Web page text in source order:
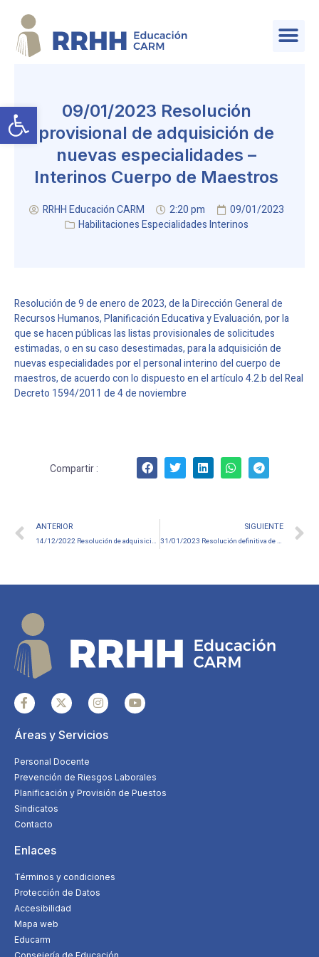
Abrir barra de herramientas
09/01/2023 Resolución
provisional de adquisición de
nuevas especialidades –
Interinos Cuerpo de Maestros
RRHH Educación CARM 2:20 pm
09/01/2023
Habilitaciones Especialidades Interinos
Resolución de 9 de enero de 2023, de la Dirección General de
Recursos Humanos, Planificación Educativa y Evaluación, por la
que se hacen públicas las listas provisionales de solicitudes
estimadas, o en su caso desestimadas, para la adquisición de
nuevas especialidades por el personal interino del cuerpo de
maestros, de acuerdo con lo dispuesto en el artículo 4.2.b del Real
Decreto 1594/2011 de 4 de noviembre
Compartir :
ANTERIOR
14/12/2022 Resolución de adquisición de nuevas especialidades – Interinos Cuerpo de Maestros
SIGUIENTE
31/01/2023 Resolución definitiva de adquisición de nuevas especialidades – Interinos Cuerpo de Maestros
Áreas y Servicios
Personal Docente
Prevención de Riesgos Laborales
Planificación y Provisión de Puestos
Sindicatos
Contacto
Enlaces
Términos y condiciones
Protección de Datos
Accesibilidad
Mapa web
Educarm